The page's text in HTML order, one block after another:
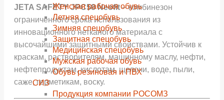
Женская рабочая обувь
Летняя спецобувь
Зимняя спецобувь
Защитная спецобувь
Медицинская спецобувь
Мужская рабочая обувь
Обувь резиновая и ПВХ
СИЗ
Продукция компании РОСОМЗ
JETA SAFETY JPC58 Neofit– комбинезон
ограниченного срока использования из
инновационного нетканого материала с
высочайшими защитными свойствами. Устойчив к
краскам, растворителям, машинному маслу, нефти,
нефтепродуктам, кислотам, щелочи, воде, пыли,
саже, герметикам, воску.